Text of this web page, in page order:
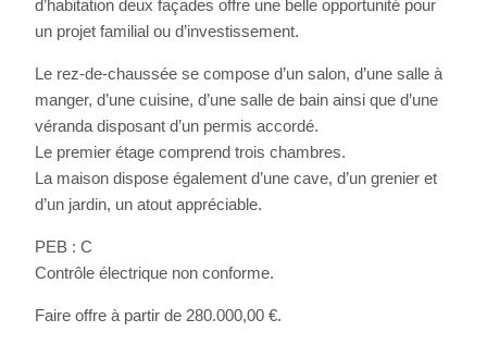
d’habitation deux façades offre une belle opportunité pour
un projet familial ou d’investissement.
Le rez-de-chaussée se compose d’un salon, d’une salle à
manger, d’une cuisine, d’une salle de bain ainsi que d’une
véranda disposant d’un permis accordé.
Le premier étage comprend trois chambres.
La maison dispose également d’une cave, d’un grenier et
d’un jardin, un atout appréciable.
PEB : C
Contrôle électrique non conforme.
Faire offre à partir de 280.000,00 €.